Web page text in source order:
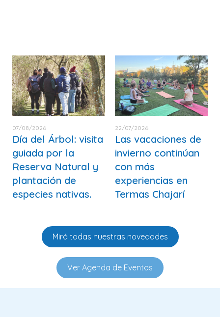
07/08/2026
Día del Árbol: visita
guiada por la
Reserva Natural y
plantación de
especies nativas.
22/07/2026
Las vacaciones de
invierno continúan
con más
experiencias en
Termas Chajarí
Mirá todas nuestras novedades
Ver Agenda de Eventos